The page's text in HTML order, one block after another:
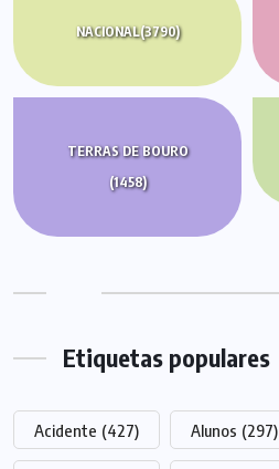
NACIONAL(3790)
TERRAS DE BOURO
(1458)
Etiquetas populares
Acidente (427) Alunos (297)